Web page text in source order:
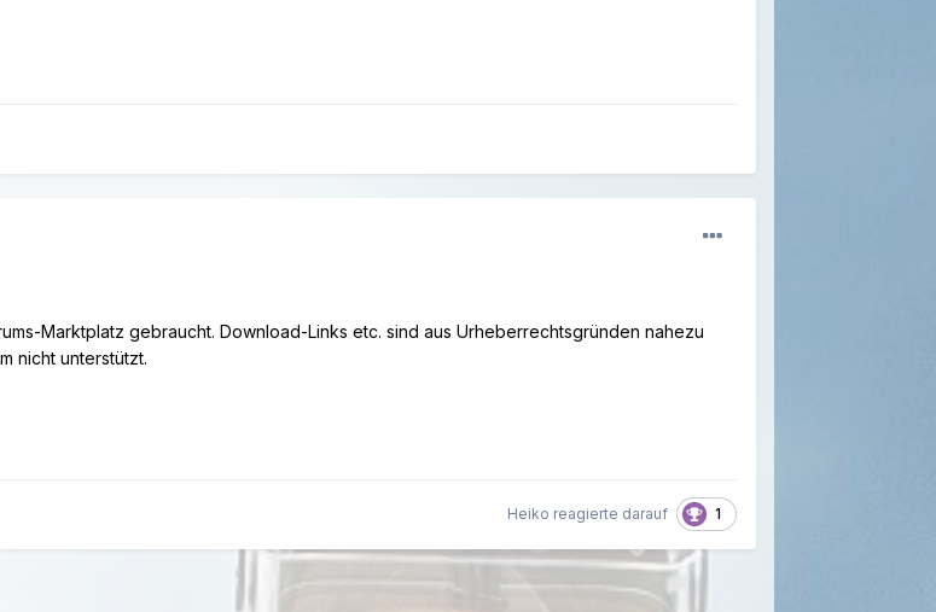
Marktplatz gebraucht. Download-Links etc. sind aus Urheberrechtsgründen nahezu
nicht unterstützt.
Heiko reagierte darauf 1